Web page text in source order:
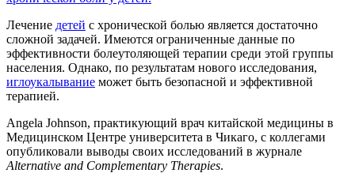
Лечение детей с хронической болью является достаточно
сложной задачей. Имеются ограниченные данные по
эффективности болеутоляющей терапии среди этой группы
населения. Однако, по результатам нового исследования,
иглоукалывание может быть безопасной и эффективной
терапией.
Angela Johnson, практикующий врач китайской медицины в
Медицинском Центре университета в Чикаго, с коллегами
опубликовали выводы своих исследований в журнале
Alternative and Complementary Therapies.